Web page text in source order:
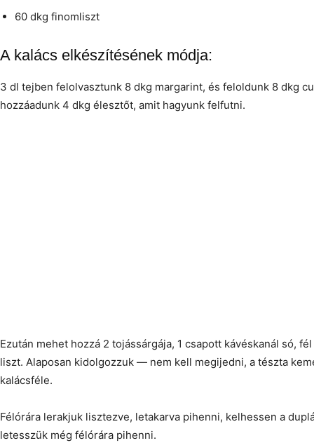
60 dkg finomliszt
A kalács elkészítésének módja:
3 dl tejben felolvasztunk 8 dkg margarint, és feloldunk 8 dkg
hozzáadunk 4 dkg élesztőt, amit hagyunk felfutni.
Ezután mehet hozzá 2 tojássárgája, 1 csapott kávéskanál só,
liszt. Alaposan kidolgozzuk — nem kell megijedni, a tészta
kalácsféle.
Félórára lerakjuk lisztezve, letakarva pihenni, kelhessen a
letesszük még félórára pihenni.